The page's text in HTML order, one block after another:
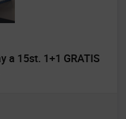
a 15st. 1+1 GRATIS